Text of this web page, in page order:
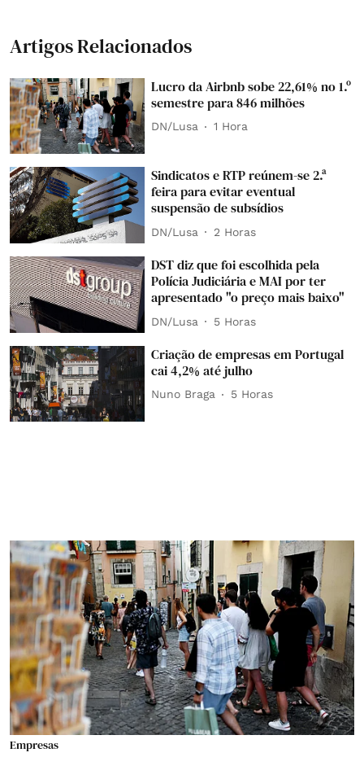
Artigos Relacionados
Lucro da Airbnb sobe 22,61% no 1.º
semestre para 846 milhões
DN/Lusa 1 Hora
Sindicatos e RTP reúnem-se 2.ª
feira para evitar eventual
suspensão de subsídios
DN/Lusa 2 Horas
DST diz que foi escolhida pela
Polícia Judiciária e MAI por ter
apresentado "o preço mais baixo"
DN/Lusa 5 Horas
Criação de empresas em Portugal
cai 4,2% até julho
Nuno Braga 5 Horas
Empresas